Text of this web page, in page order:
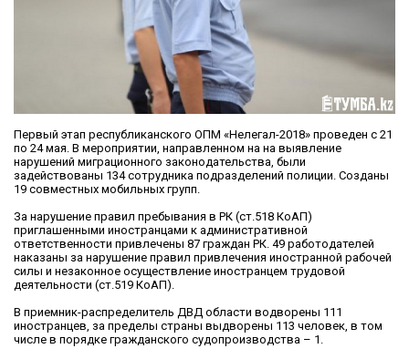
Первый этап республиканского ОПМ «Нелегал-2018» проведен с 21
по 24 мая. В мероприятии, направленном на на выявление
нарушений миграционного законодательства, были
задействованы 134 сотрудника подразделений полиции. Созданы
19 совместных мобильных групп.
За нарушение правил пребывания в РК (ст.518 КоАП)
приглашенными иностранцами к административной
ответственности привлечены 87 граждан РК. 49 работодателей
наказаны за нарушение правил привлечения иностранной рабочей
силы и незаконное осуществление иностранцем трудовой
деятельности (ст.519 КоАП).
В приемник-распределитель ДВД области водворены 111
иностранцев, за пределы страны выдворены 113 человек, в том
числе в порядке гражданского судопроизводства – 1.